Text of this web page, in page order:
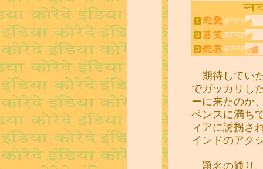
期待してい
でガッカリし
ーに来たのか
ペンスに満ち
ィアに誘拐さ
インドのアク
題名の通り